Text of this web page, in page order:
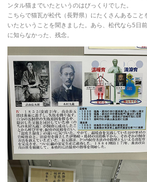
ンタル猫までいたというのはびっくりでした。
こちらで猫瓦が松代（長野県）にたくさんあるこ
いたということを聞きました。あら、松代なら5日
に知らなかった、残念。